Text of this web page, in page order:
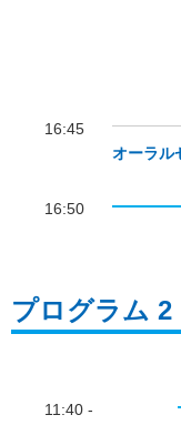
16:45
オーラル
16:50
プログラム
11:40 -